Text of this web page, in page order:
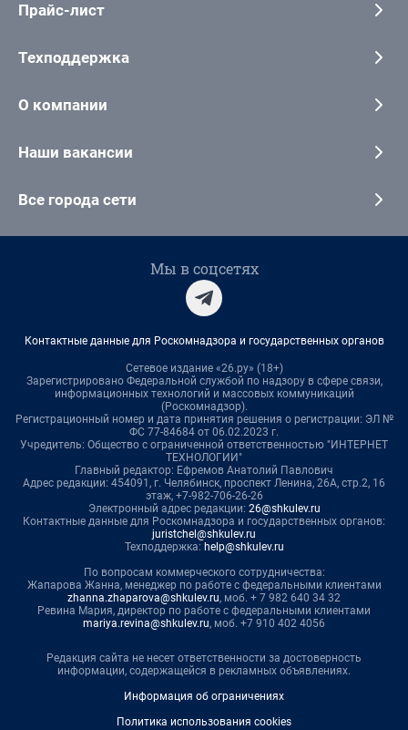
Прайс-лист
Техподдержка
О компании
Наши вакансии
Все города сети
Мы в соцсетях
Контактные данные для Роскомнадзора и государственных органов
Сетевое издание «26.ру» (18+)
Зарегистрировано Федеральной службой по надзору в сфере связи,
информационных технологий и массовых коммуникаций
(Роскомнадзор).
Регистрационный номер и дата принятия решения о регистрации: ЭЛ №
ФС 77-84684 от 06.02.2023 г.
Учредитель: Общество с ограниченной ответственностью "ИНТЕРНЕТ
ТЕХНОЛОГИИ"
Главный редактор: Ефремов Анатолий Павлович
Адрес редакции: 454091, г. Челябинск, проспект Ленина, 26А, стр.2, 16
этаж, +7-982-706-26-26
Электронный адрес редакции: 26@shkulev.ru
Контактные данные для Роскомнадзора и государственных органов:
juristchel@shkulev.ru
Техподдержка: help@shkulev.ru
По вопросам коммерческого сотрудничества:
Жапарова Жанна, менеджер по работе с федеральными клиентами
zhanna.zhaparova@shkulev.ru, моб. + 7 982 640 34 32
Ревина Мария, директор по работе с федеральными клиентами
mariya.revina@shkulev.ru, моб. +7 910 402 4056
Редакция сайта не несет ответственности за достоверность
информации, содержащейся в рекламных объявлениях.
Информация об ограничениях
Политика использования cookies